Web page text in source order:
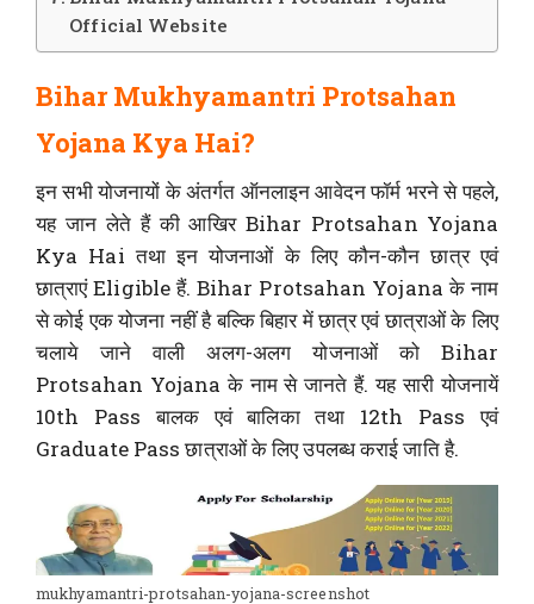
Official Website
Bihar Mukhyamantri Protsahan
Yojana Kya Hai?
इन सभी योजनायों के अंतर्गत ऑनलाइन आवेदन फॉर्म भरने से पहले,
यह जान लेते हैं की आखिर Bihar Protsahan Yojana
Kya Hai तथा इन योजनाओं के लिए कौन-कौन छात्र एवं
छात्राएं Eligible हैं. Bihar Protsahan Yojana के नाम
से कोई एक योजना नहीं है बल्कि बिहार में छात्र एवं छात्राओं के लिए
चलाये जाने वाली अलग-अलग योजनाओं को Bihar
Protsahan Yojana के नाम से जानते हैं. यह सारी योजनायें
10th Pass बालक एवं बालिका तथा 12th Pass एवं
Graduate Pass छात्राओं के लिए उपलब्ध कराई जाति है.
mukhyamantri-protsahan-yojana-screenshot